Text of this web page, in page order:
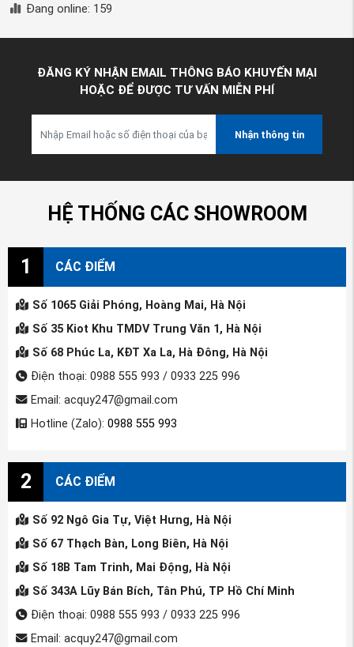
Đang online: 159
ĐĂNG KÝ NHẬN EMAIL THÔNG BÁO KHUYẾN MẠI
HOẶC ĐỂ ĐƯỢC TƯ VẤN MIỄN PHÍ
Nhận thông tin
HỆ THỐNG CÁC SHOWROOM
1 CÁC ĐIỂM
Số 1065 Giải Phóng, Hoàng Mai, Hà Nội
Số 35 Kiot Khu TMDV Trung Văn 1, Hà Nội
Số 68 Phúc La, KĐT Xa La, Hà Đông, Hà Nội
Điện thoại: 0988 555 993 / 0933 225 996
Email: acquy247@gmail.com
Hotline (Zalo): 0988 555 993
2 CÁC ĐIỂM
Số 92 Ngô Gia Tự, Việt Hưng, Hà Nội
Số 67 Thạch Bàn, Long Biên, Hà Nội
Số 18B Tam Trinh, Mai Động, Hà Nội
Số 343A Lũy Bán Bích, Tân Phú, TP Hồ Chí Minh
Điện thoại: 0988 555 993 / 0933 225 996
Email: acquy247@gmail.com